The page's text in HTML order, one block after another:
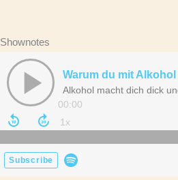
Shownotes